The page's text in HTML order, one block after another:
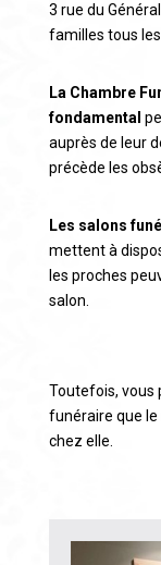
3 rue du
familles tous
La Chambre
fondamental
auprès de leur
précède les
Les salons
mettent à
les proches
salon.
Toutefois, vous
funéraire que
chez elle.